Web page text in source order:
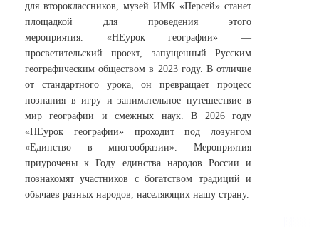
для второклассников, музей ИМК «Персей» станет
площадкой для проведения этого
мероприятия. «НЕурок географии» —
просветительский проект, запущенный Русским
географическим обществом в 2023 году. В отличие
от стандартного урока, он превращает процесс
познания в игру и занимательное путешествие в
мир географии и смежных наук. В 2026 году
«НЕурок географии» проходит под лозунгом
«Единство в многообразии». Мероприятия
приурочены к Году единства народов России и
познакомят участников с богатством традиций и
обычаев разных народов, населяющих нашу страну.